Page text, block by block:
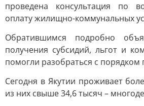
проведена консультация по
оплату жилищно-коммунальных
Обратившимся подробно
получения субсидий, льгот и
помогли разобраться с порядком
Сегодня в Якутии проживает
из них свыше 34,6 тысяч –